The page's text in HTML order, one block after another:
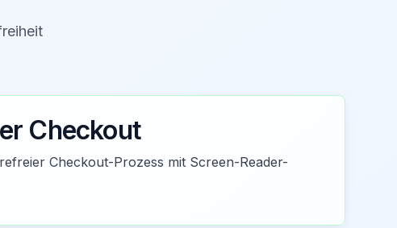
Checkout
Checkout-Prozess mit Screen-Reader-